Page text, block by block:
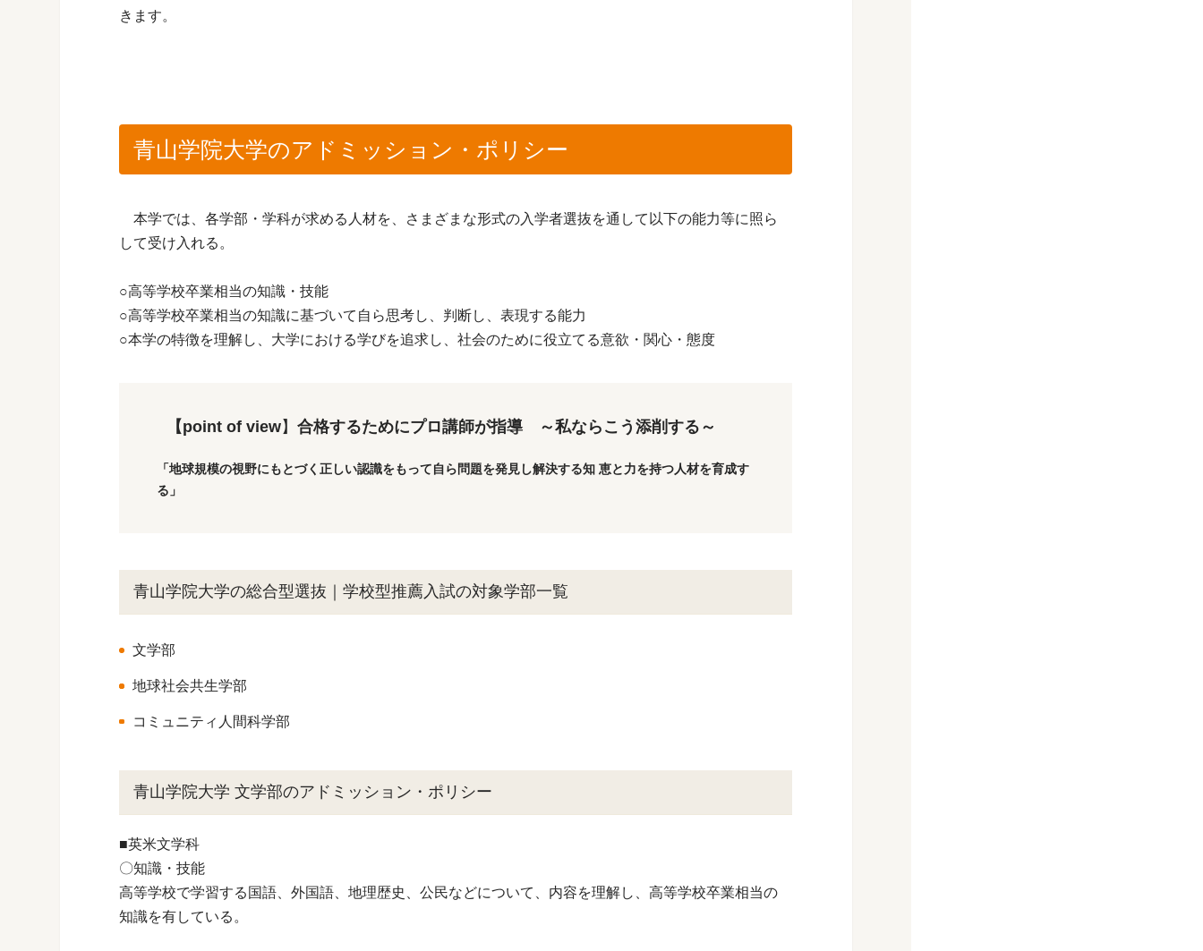
きます。
青山学院大学のアドミッション・ポリシー
本学では、各学部・学科が求める人材を、さまざまな形式の入学者選抜を通して以下の能力等に照ら
して受け入れる。
○高等学校卒業相当の知識・技能
○高等学校卒業相当の知識に基づいて自ら思考し、判断し、表現する能力
○本学の特徴を理解し、大学における学びを追求し、社会のために役立てる意欲・関心・態度
【point of view】合格するためにプロ講師が指導 ～私ならこう添削する～
「地球規模の視野にもとづく正しい認識をもって自ら問題を発見し解決する知 恵と力を持つ人材を育成す
る」
青山学院大学の総合型選抜｜学校型推薦入試の対象学部一覧
文学部
地球社会共生学部
コミュニティ人間科学部
青山学院大学 文学部のアドミッション・ポリシー
■英米文学科
〇知識・技能
高等学校で学習する国語、外国語、地理歴史、公民などについて、内容を理解し、高等学校卒業相当の
知識を有している。